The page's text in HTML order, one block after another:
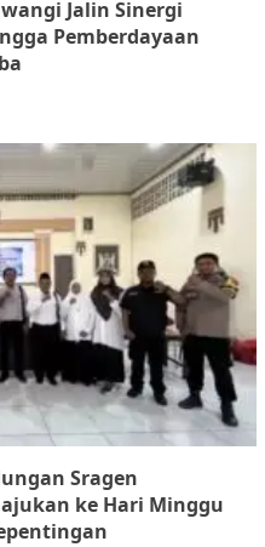
Jalin Sinergi
Pemberdayaan
Sragen
ke Hari Minggu